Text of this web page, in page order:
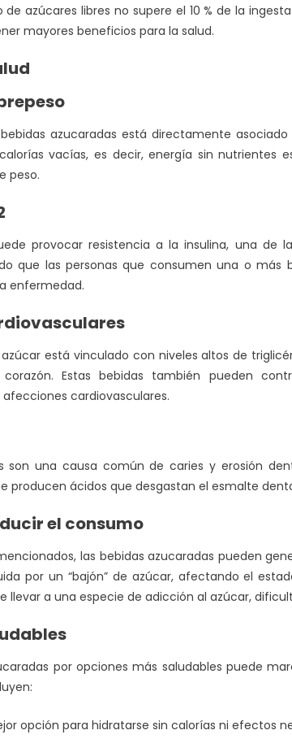
azúcares libres no supere el 10 % de la
mayores beneficios para la salud.
azucaradas está directamente
vacías, es decir, energía sin nutrientes
peso.
provocar resistencia a la insulina, una de
que las personas que consumen una o
enfermedad.
está vinculado con niveles altos de
Estas bebidas también pueden
cardiovasculares.
son una causa común de caries y erosión
producen ácidos que desgastan el esmalte
el consumo
las bebidas azucaradas pueden
por un “bajón” de azúcar, afectando el
llevar a una especie de adicción al azúcar,
por opciones más saludables puede
opción para hidratarse sin calorías ni efectos